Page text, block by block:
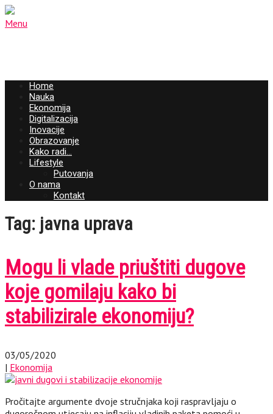
Menu
Home
Nauka
Ekonomija
Digitalizacija
Inovacije
Obrazovanje
Kako radi…
Lifestyle
Putovanja
O nama
Kontakt
Tag: javna uprava
Mogu li vlade priuštiti dugove
koje gomilaju kako bi
stabilizirale ekonomiju?
03/05/2020
| Ekonomija
Pročitajte argumente dvoje stručnjaka koji raspravljaju o